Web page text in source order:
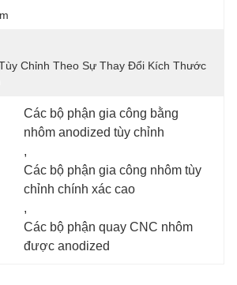
Chỉnh Theo Sự Thay Đổi Kích Thước
Các bộ phận gia công bằng
nhôm anodized tùy chỉnh
,
Các bộ phận gia công nhôm tùy
chỉnh chính xác cao
,
Các bộ phận quay CNC nhôm
được anodized